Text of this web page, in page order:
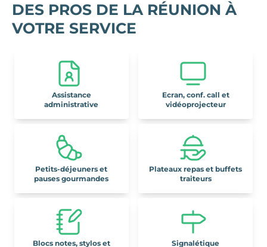
DES PROS DE LA RÉUNION À
VOTRE SERVICE
Assistance
administrative
Ecran, conf. call et
vidéoprojecteur
Petits-déjeuners et
pauses gourmandes
Plateaux repas et buffets
traiteurs
Blocs notes, stylos et Signalétique